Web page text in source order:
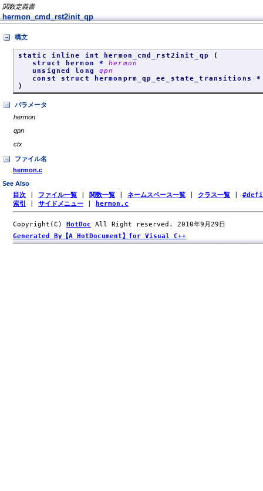
関数定義書
hermon_cmd_rst2init_qp
構文
static inline int hermon_cmd_rst2init_qp
(
struct hermon *hermon
unsigned long qpn
const struct hermonprm_qp_ee_state_transitions
)
パラメータ
hermon
qpn
ctx
ファイル名
hermon.c
See Also
目次 ファイル一覧 関数一覧 ネームスペース一覧 クラス一覧
索引
サイドメニュー hermon.c
Copyright(C) HotDoc All Right reserved. 2010年9月29日
Generated By【A HotDocument】for Visual C++